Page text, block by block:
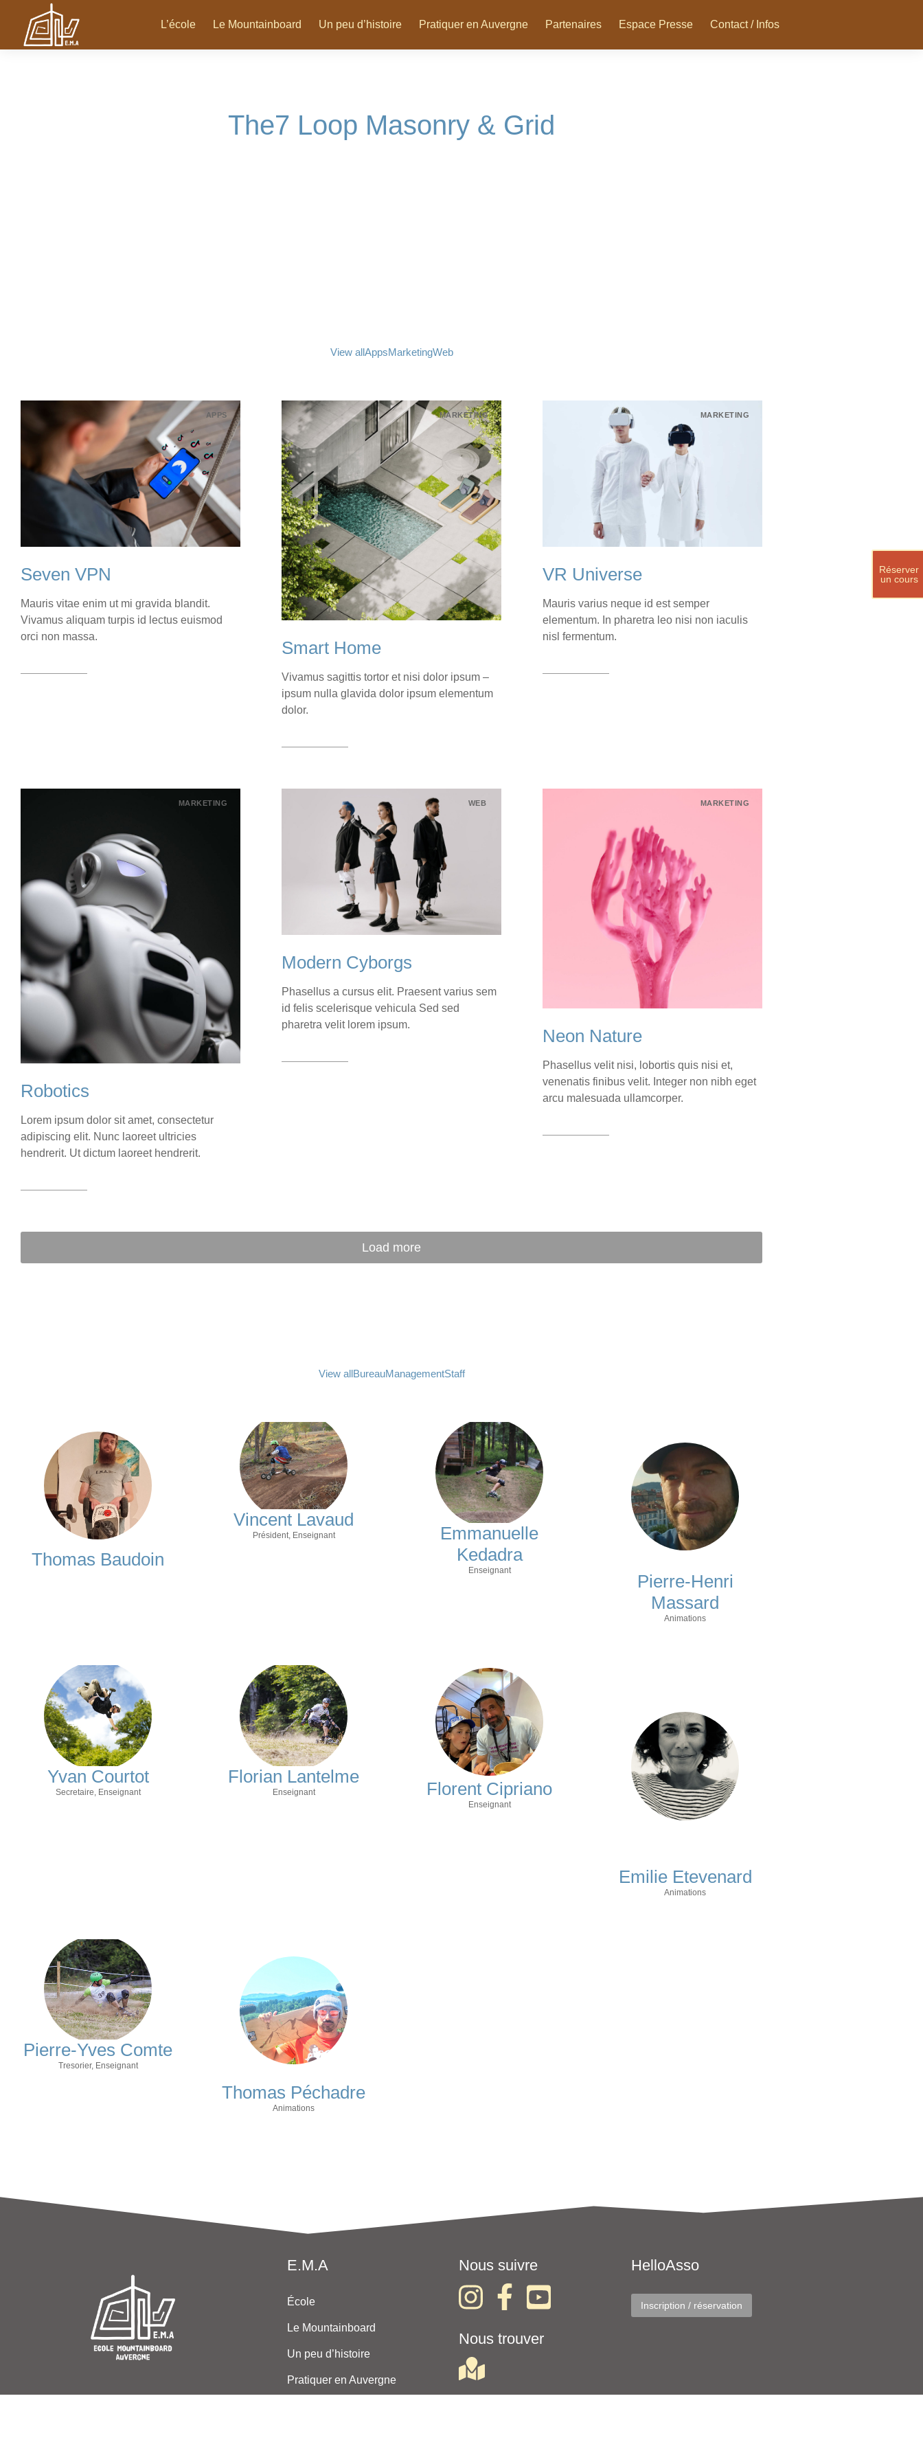
Réserver
un cours
L’école Le Mountainboard Un peu d’histoire Pratiquer en Auvergne Partenaires Espace Presse Contact / Infos
The7 Loop Masonry & Grid
View allAppsMarketingWeb
APPS
Seven VPN
Mauris vitae enim ut mi gravida blandit.
Vivamus aliquam turpis id lectus euismod
orci non massa.
MARKETING
Smart Home
Vivamus sagittis tortor et nisi dolor ipsum –
ipsum nulla glavida dolor ipsum elementum
dolor.
MARKETING
VR Universe
Mauris varius neque id est semper
elementum. In pharetra leo nisi non iaculis
nisl fermentum.
MARKETING
Robotics
Lorem ipsum dolor sit amet, consectetur
adipiscing elit. Nunc laoreet ultricies
hendrerit. Ut dictum laoreet hendrerit.
WEB
Modern Cyborgs
Phasellus a cursus elit. Praesent varius sem
id felis scelerisque vehicula Sed sed
pharetra velit lorem ipsum.
MARKETING
Neon Nature
Phasellus velit nisi, lobortis quis nisi et,
venenatis finibus velit. Integer non nibh eget
arcu malesuada ullamcorper.
Load more
View allBureauManagementStaff
Thomas Baudoin
Vincent Lavaud
Président, Enseignant
Emmanuelle
Kedadra
Enseignant
Pierre-Henri
Massard
Animations
Yvan Courtot
Secretaire, Enseignant
Florian Lantelme
Enseignant Florent Cipriano
Enseignant
Emilie Etevenard
Animations
Pierre-Yves Comte
Tresorier, Enseignant
Thomas Péchadre
Animations
E.M.A
École
Le Mountainboard
Un peu d’histoire
Pratiquer en Auvergne
Nous suivre
Nous trouver
HelloAsso
Inscription / réservation